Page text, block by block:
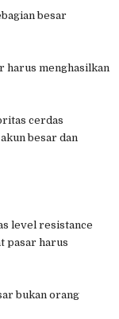
besar
harus menghasilkan
cerdas
besar dan
level resistance
pasar harus
bukan orang